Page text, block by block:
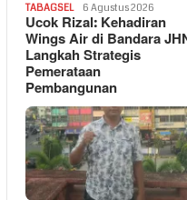
TABAGSEL 6 Agustus 2026
Ucok Rizal: Kehadiran
Wings Air di Bandara
Langkah Strategis
Pemerataan
Pembangunan